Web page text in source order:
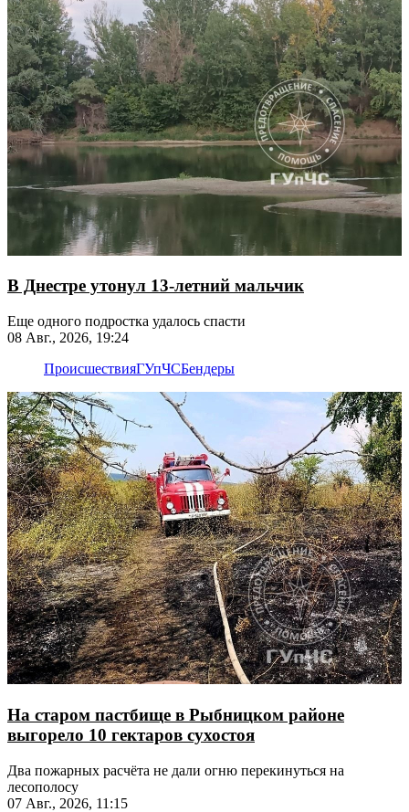
В Днестре утонул 13-летний мальчик
Еще одного подростка удалось спасти
08 Авг., 2026, 19:24
ПроисшествияГУпЧСБендеры
На старом пастбище в Рыбницком районе
выгорело 10 гектаров сухостоя
Два пожарных расчёта не дали огню перекинуться на
лесополосу
07 Авг., 2026, 11:15